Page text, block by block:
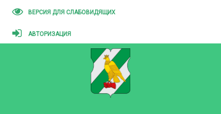
ВЕРСИЯ ДЛЯ СЛАБОВИДЯЩИХ
АВТОРИЗАЦИЯ